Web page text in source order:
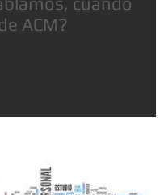
ACM?